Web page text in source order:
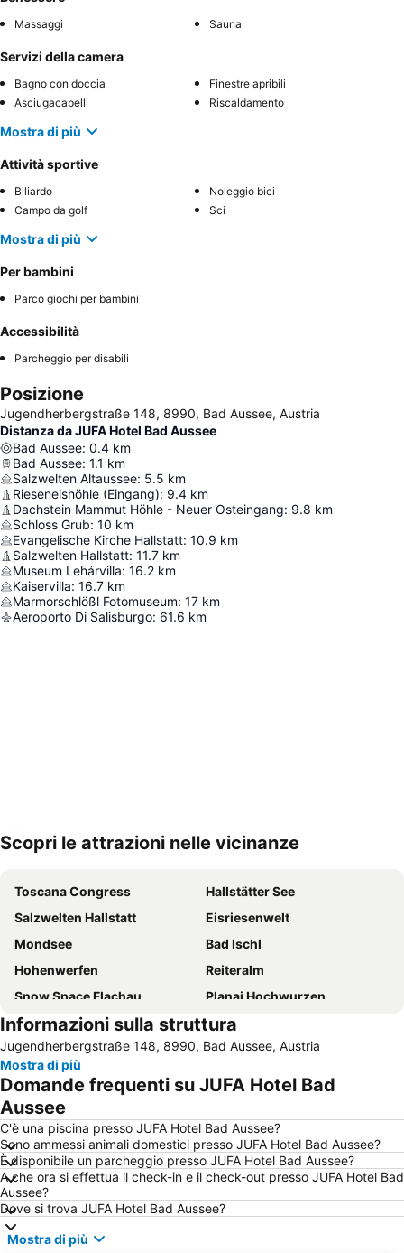
Massaggi Sauna
Servizi della camera
Bagno con doccia
Finestre apribili
Asciugacapelli
Riscaldamento
Mostra di più
Attività sportive
Biliardo
Noleggio bici
Campo da golf
Sci
Mostra di più
Per bambini
Parco giochi per bambini
Accessibilità
Parcheggio per disabili
Posizione
Jugendherbergstraße 148, 8990, Bad Aussee, Austria
Distanza da JUFA Hotel Bad Aussee
Bad Aussee: 0.4 km
Bad Aussee: 1.1 km
Salzwelten Altaussee: 5.5 km
Rieseneishöhle (Eingang): 9.4 km
Dachstein Mammut Höhle - Neuer Osteingang: 9.8 km
Schloss Grub: 10 km
Evangelische Kirche Hallstatt: 10.9 km
Salzwelten Hallstatt: 11.7 km
Museum Lehárvilla: 16.2 km
Kaiservilla: 16.7 km
Marmorschlößl Fotomuseum: 17 km
Aeroporto Di Salisburgo: 61.6 km
Espandi mappa
Scopri le attrazioni nelle vicinanze
Toscana Congress
Hallstätter See
Salzwelten Hallstatt
Eisriesenwelt
Mondsee
Bad Ischl
Hohenwerfen
Reiteralm
Snow Space Flachau
Planai Hochwurzen
Altenmarkt-Zauchensee
Ramsau am Dachstein
Radstadt-Altenmarkt
Therme Amade
Zauchensee skiing area
Attersee Boating
Nachtslalom
Seerose
Wagrain-Kleinarl
Hauser Kaibling
Kiteschule Obertauern
Ödensee
Postalm Arena
Congress Wolfgangsee
Skigebiet Sportwelt Amadé
Informazioni sulla struttura
Jugendherbergstraße 148, 8990, Bad Aussee, Austria
Mostra di più
Domande frequenti su JUFA Hotel Bad
Aussee
C'è una piscina presso JUFA Hotel Bad Aussee?
Sono ammessi animali domestici presso JUFA Hotel Bad Aussee?
È disponibile un parcheggio presso JUFA Hotel Bad Aussee?
A che ora si effettua il check-in e il check-out presso JUFA Hotel Bad
Aussee?
Dove si trova JUFA Hotel Bad Aussee?
Mostra di più